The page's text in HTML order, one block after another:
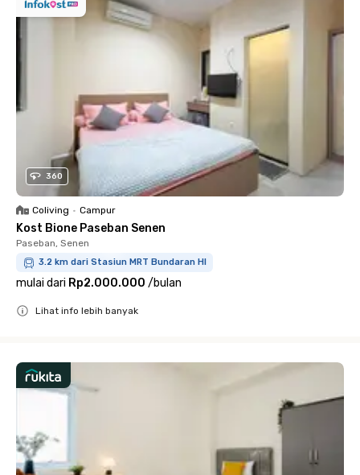
360
Coliving • Campur
Kost Bione Paseban Senen
Paseban, Senen
3.2 km dari Stasiun MRT Bundaran HI
mulai dari Rp2.000.000 /bulan
Lihat info lebih banyak